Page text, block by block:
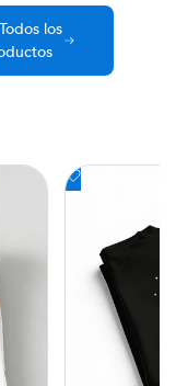
los
Añadir
lista
de
deseos